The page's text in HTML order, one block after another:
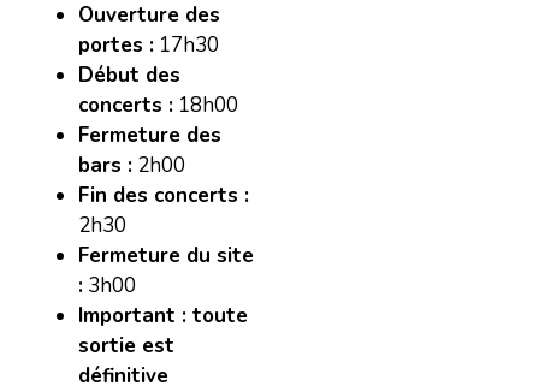
Ouverture des
portes : 17h30
Début des
concerts : 18h00
Fermeture des
bars : 2h00
Fin des concerts :
2h30
Fermeture du site
: 3h00
Important : toute
sortie est
définitive